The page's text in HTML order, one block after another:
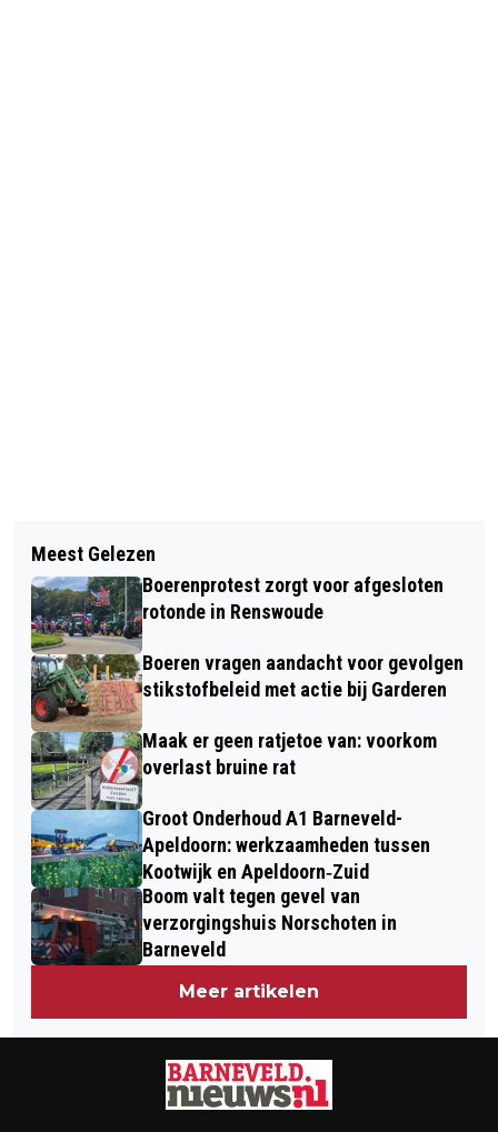
ONTHULLING BLADERMUUR IN HET
GEMEENTEHUIS BARNEVELD
500 KINDEREN GAAN ZINGEN VOOR
KINDEREN VAN HET KINDERHOSPICE
“BINNENVELD” IN BARNEVELD
Meest Gelezen
Boerenprotest zorgt voor afgesloten
rotonde in Renswoude
Boeren vragen aandacht voor gevolgen
stikstofbeleid met actie bij Garderen
Maak er geen ratjetoe van: voorkom
overlast bruine rat
Groot Onderhoud A1 Barneveld-
Apeldoorn: werkzaamheden tussen
Kootwijk en Apeldoorn‐Zuid
Boom valt tegen gevel van
verzorgingshuis Norschoten in
Barneveld
Meer artikelen